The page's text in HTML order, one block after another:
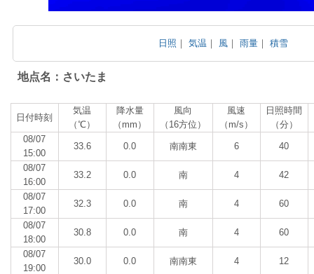
日照 ｜気温 ｜ 風 ｜雨量 ｜積雪
地点名：さいたま
日付時刻
気温
（℃）
降水量
（mm）
風向
（16方位）
風速
（m/s）
日照時間
（分）
08/07
15:00
33.6 0.0 南南東 6 40
08/07
16:00
33.2 0.0 南 4 42
08/07
17:00
32.3 0.0 南 4 60
08/07
18:00
30.8 0.0 南 4 60
08/07
19:00
30.0 0.0 南南東 4 12